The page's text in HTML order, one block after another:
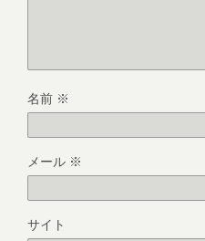
名前 ※
メール ※
サイト